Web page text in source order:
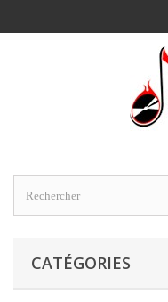
CATÉGORIES